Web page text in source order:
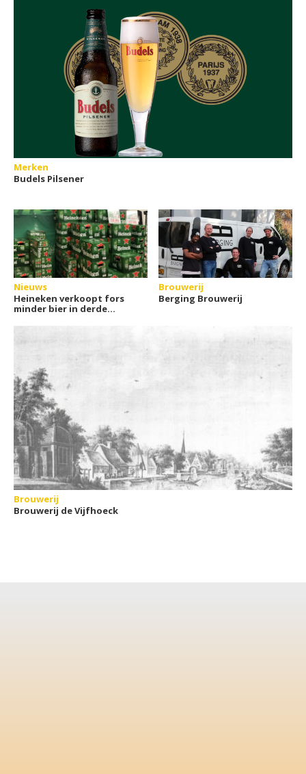
Merken
Budels Pilsener
Nieuws
Heineken verkoopt fors
minder bier in derde
Brouwerij
Berging Brouwerij
Brouwerij
Brouwerij de Vijfhoeck